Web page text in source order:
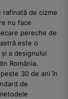
de cizme
nu face
pereche de
este o
a designului
România.
30 de ani în
de